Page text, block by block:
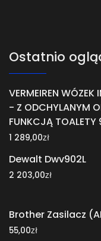
Ostatnio
VERMEIREN WÓZEK
- Z ODCHYLANYM
FUNKCJĄ
1 289,00zł
Dewalt Dwv902L
2 203,00zł
Brother Zasilacz
55,00zł